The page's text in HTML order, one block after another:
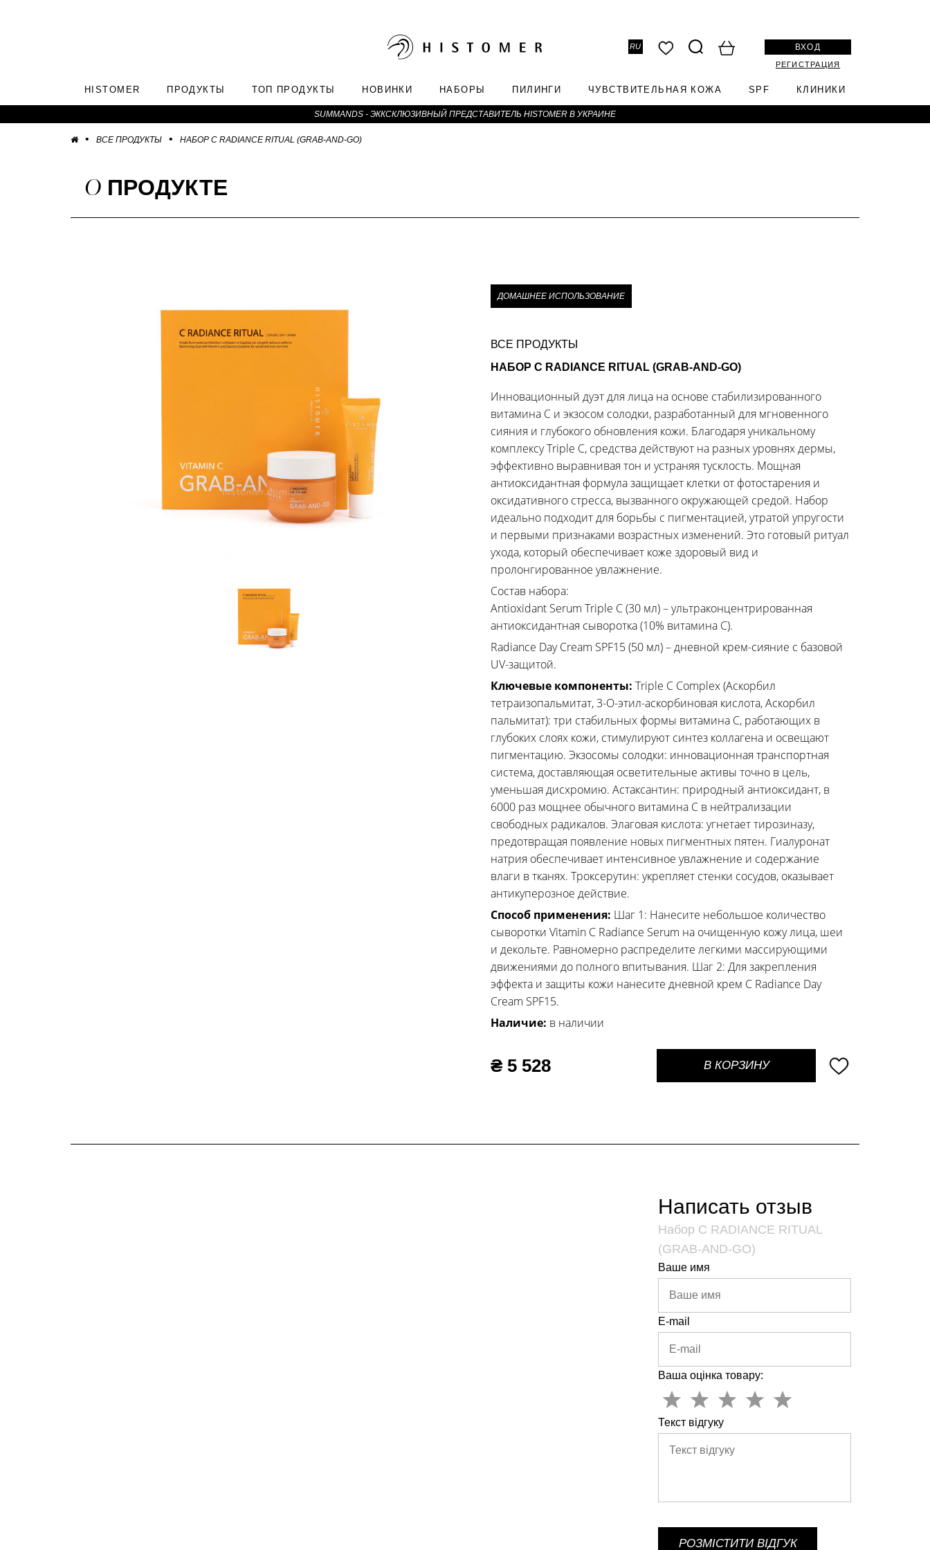
RU ВХОД
РЕГИСТРАЦИЯ
HISTOMER ПРОДУКТЫ ТОП ПРОДУКТЫ НОВИНКИ НАБОРЫ ПИЛИНГИ ЧУВСТВИТЕЛЬНАЯ КОЖА SPF КЛИНИКИ
SUMMANDS - ЭККСКЛЮЗИВНЫЙ ПРЕДСТАВИТЕЛЬ HISTOMER В УКРАИНЕ
ВСЕ ПРОДУКТЫ НАБОР C RADIANCE RITUAL (GRAB-AND-GO)
О ПРОДУКТЕ
ДОМАШНЕЕ ИСПОЛЬЗОВАНИЕ
ВСЕ ПРОДУКТЫ
НАБОР C RADIANCE RITUAL (GRAB-AND-GO)
Инновационный дуэт для лица на основе стабилизированного
витамина С и экзосом солодки, разработанный для мгновенного
сияния и глубокого обновления кожи. Благодаря уникальному
комплексу Triple C, средства действуют на разных уровнях дермы,
эффективно выравнивая тон и устраняя тусклость. Мощная
антиоксидантная формула защищает клетки от фотостарения и
оксидативного стресса, вызванного окружающей средой. Набор
идеально подходит для борьбы с пигментацией, утратой упругости
и первыми признаками возрастных изменений. Это готовый ритуал
ухода, который обеспечивает коже здоровый вид и
пролонгированное увлажнение.
Состав набора:
Antioxidant Serum Triple C (30 мл) – ультраконцентрированная
антиоксидантная сыворотка (10% витамина С).
Radiance Day Cream SPF15 (50 мл) – дневной крем-сияние с базовой
UV-защитой.
Ключевые компоненты: Triple C Complex (Аскорбил
тетраизопальмитат, 3-О-этил-аскорбиновая кислота, Аскорбил
пальмитат): три стабильных формы витамина С, работающих в
глубоких слоях кожи, стимулируют синтез коллагена и освещают
пигментацию. Экзосомы солодки: инновационная транспортная
система, доставляющая осветительные активы точно в цель,
уменьшая дисхромию. Астаксантин: природный антиоксидант, в
6000 раз мощнее обычного витамина С в нейтрализации
свободных радикалов. Элаговая кислота: угнетает тирозиназу,
предотвращая появление новых пигментных пятен. Гиалуронат
натрия обеспечивает интенсивное увлажнение и содержание
влаги в тканях. Троксерутин: укрепляет стенки сосудов, оказывает
антикуперозное действие.
Способ применения: Шаг 1: Нанесите небольшое количество
сыворотки Vitamin C Radiance Serum на очищенную кожу лица, шеи
и декольте. Равномерно распределите легкими массирующими
движениями до полного впитывания. Шаг 2: Для закрепления
эффекта и защиты кожи нанесите дневной крем C Radiance Day
Cream SPF15.
Наличие: в наличии
₴ 5 528 В КОРЗИНУ
Написать отзыв
Набор C RADIANCE RITUAL
(GRAB-AND-GO)
Ваше имя
E-mail
Ваша оцінка товару:
Текст відгуку
РОЗМІСТИТИ ВІДГУК